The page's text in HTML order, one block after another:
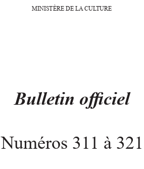
MINISTÈRE DE LA CULTURE
Bulletin ociel
Numéros 31 1 à 321